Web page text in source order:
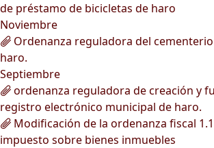
de préstamo de bicicletas de haro
Noviembre
Ordenanza reguladora del
haro.
Septiembre
ordenanza reguladora de creación y
registro electrónico municipal de haro.
Modificación de la ordenanza fiscal
impuesto sobre bienes inmuebles